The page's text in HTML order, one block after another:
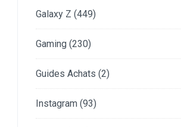
Galaxy Z (449)
Gaming (230)
Guides Achats (2)
Instagram (93)